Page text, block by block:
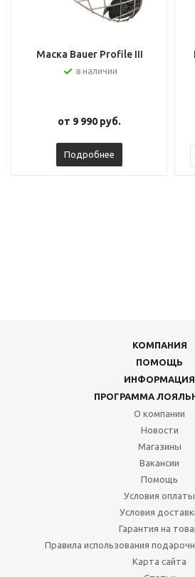
Маска Bauer Profile III
в наличии
от 9 990 руб.
Подробнее
КОМПАНИЯ
ПОМОЩЬ
ИНФОРМАЦИЯ
ПРОГРАММА
О компании
Новости
Магазины
Вакансии
Помощь
Условия оплаты
Условия
Гарантия на
Правила использования
Карта сайта